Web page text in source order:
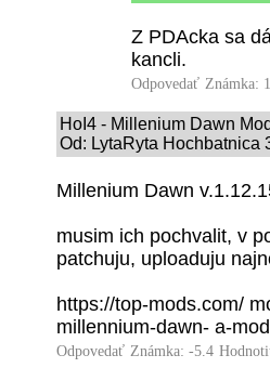
Z PDAcka sa
kancli.
Odpovedať Známka:
HoI4 - Millenium Dawn
Od: LytaRyta Hochbatnica
Millenium Dawn
musim ich pochvalit, v
patchuju, uploaduju
https://top-mods.com/
millennium-dawn- a-
Odpovedať Známka: -5.4